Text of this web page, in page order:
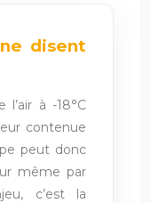
disent
à -18°C
contenue
peut donc
même par
c’est la